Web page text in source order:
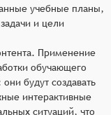
учебные планы,
и цели
Применение
обучающего
будут создавать
интерактивные
ситуаций, что